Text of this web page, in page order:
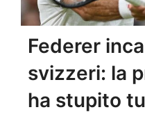
Federer
svizzeri: la
ha stupito